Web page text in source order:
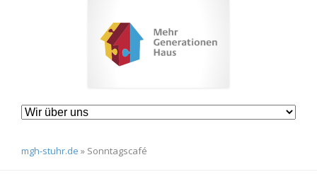
Navigation
mgh-stuhr.de » Sonntagscafé